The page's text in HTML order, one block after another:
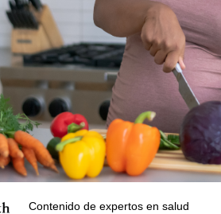
Contenido de expertos en salud